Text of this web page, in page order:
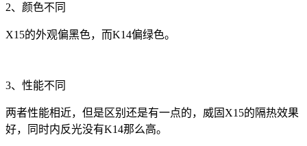
2、颜色不同
X15的外观偏黑色，而K14偏绿色。
3、性能不同
两者性能相近，但是区别还是有一点的，威固X15的隔热效果
好，同时内反光没有K14那么高。